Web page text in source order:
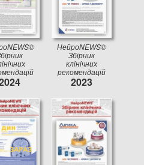
НейроNEWS©
Збірник
клінічних
рекомендацій
2023